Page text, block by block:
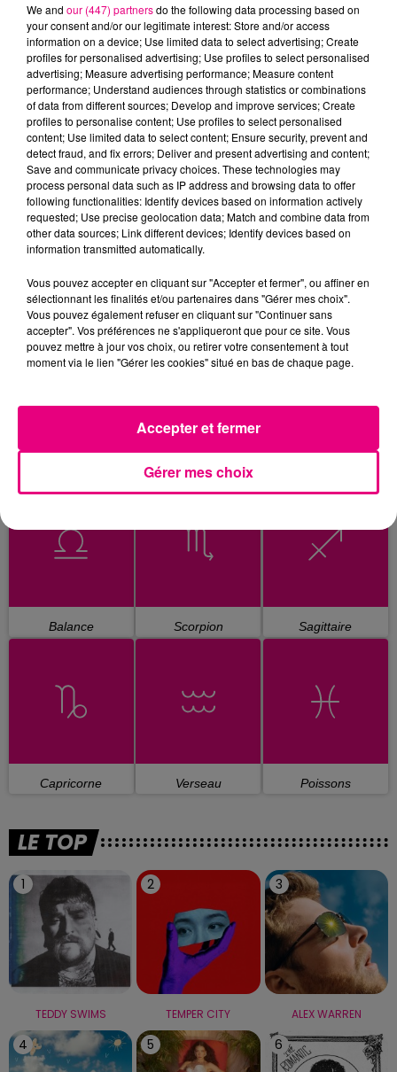
DUA LIPA
Don't Start Now
MARGUERITE
Bellevie
JENNIFER LOPEZ
Jenny From The
Block
L'HOROSCOPE
Bélier Taureau Gémeaux
Lion
Balance Scorpion Sagittaire
Capricorne Verseau Poissons
LE TOP
1
TEDDY SWIMS
2
TEMPER CITY
3
ALEX WARREN
4 5 6
We and our (447) partnersdo the following data processing based on
your consent and/or our legitimate interest: Store and/or access
information on a device; Use limited data to select advertising; Create
profiles for personalised advertising; Use profiles to select personalised
advertising; Measure advertising performance; Measure content
performance; Understand audiences through statistics or combinations
of data from different sources; Develop and improve services; Create
profiles to personalise content; Use profiles to select personalised
content; Use limited data to select content; Ensure security, prevent and
detect fraud, and fix errors; Deliver and present advertising and content;
Save and communicate privacy choices. These technologies may
process personal data such as IP address and browsing data to offer
following functionalities: Identify devices based on information actively
requested; Use precise geolocation data; Match and combine data from
other data sources; Link different devices; Identify devices based on
information transmitted automatically.
Vous pouvez accepter en cliquant sur "Accepter et fermer", ou affiner en
sélectionnant les finalités et/ou partenaires dans "Gérer mes choix".
Vous pouvez également refuser en cliquant sur "Continuer sans
accepter". Vos préférences ne s'appliqueront que pour ce site. Vous
pouvez mettre à jour vos choix, ou retirer votre consentement à tout
moment via le lien "Gérer les cookies" situé en bas de chaque page.
Gérer mes choix
Accepter et fermer